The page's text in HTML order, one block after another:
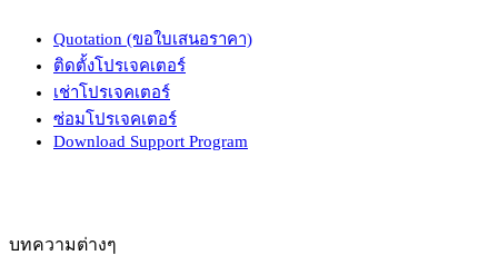
Quotation (ขอใบเสนอราคา)
ติดตั้งโปรเจคเตอร์
เช่าโปรเจคเตอร์
ซ่อมโปรเจคเตอร์
Download Support Program
บทความต่างๆ